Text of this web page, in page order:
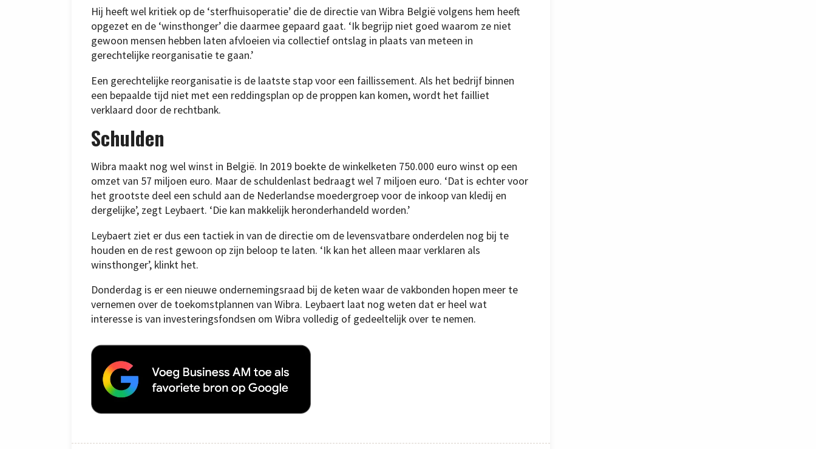
Hij heeft wel kritiek op de ‘sterfhuisoperatie’ die de directie van Wibra België volgens hem heeft
opgezet en de ‘winsthonger’ die daarmee gepaard gaat. ‘Ik begrijp niet goed waarom ze niet
gewoon mensen hebben laten afvloeien via collectief ontslag in plaats van meteen in
gerechtelijke reorganisatie te gaan.’
Een gerechtelijke reorganisatie is de laatste stap voor een faillissement. Als het bedrijf binnen
een bepaalde tijd niet met een reddingsplan op de proppen kan komen, wordt het failliet
verklaard door de rechtbank.
Schulden
Wibra maakt nog wel winst in België. In 2019 boekte de winkelketen 750.000 euro winst op een
omzet van 57 miljoen euro. Maar de schuldenlast bedraagt wel 7 miljoen euro. ‘Dat is echter voor
het grootste deel een schuld aan de Nederlandse moedergroep voor de inkoop van kledij en
dergelijke’, zegt Leybaert. ‘Die kan makkelijk heronderhandeld worden.’
Leybaert ziet er dus een tactiek in van de directie om de levensvatbare onderdelen nog bij te
houden en de rest gewoon op zijn beloop te laten. ‘Ik kan het alleen maar verklaren als
winsthonger’, klinkt het.
Donderdag is er een nieuwe ondernemingsraad bij de keten waar de vakbonden hopen meer te
vernemen over de toekomstplannen van Wibra. Leybaert laat nog weten dat er heel wat
interesse is van investeringsfondsen om Wibra volledig of gedeeltelijk over te nemen.